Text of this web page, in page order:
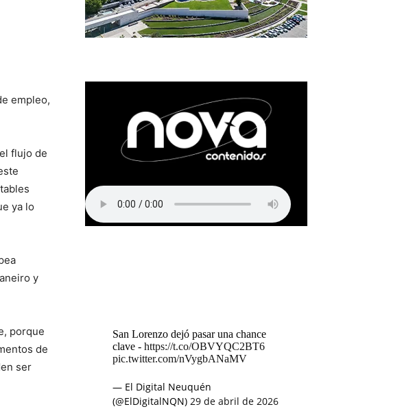
empleo,
flujo de
ya lo
y
porque
de
ser
San Lorenzo dejó pasar una chance
clave - https://t.co/OBVYQC2BT6
pic.twitter.com/nVygbANaMV
— El Digital Neuquén
(@ElDigitalNQN) 29 de abril de 2026